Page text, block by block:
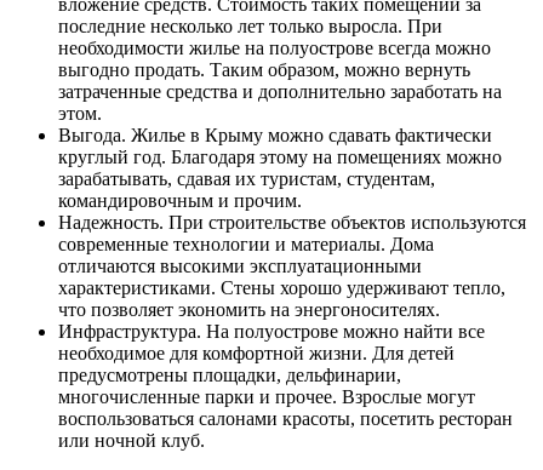
вложение средств. Стоимость таких помещений за
последние несколько лет только выросла. При
необходимости жилье на полуострове всегда можно
выгодно продать. Таким образом, можно вернуть
затраченные средства и дополнительно заработать на
этом.
Выгода. Жилье в Крыму можно сдавать фактически
круглый год. Благодаря этому на помещениях можно
зарабатывать, сдавая их туристам, студентам,
командировочным и прочим.
Надежность. При строительстве объектов используются
современные технологии и материалы. Дома
отличаются высокими эксплуатационными
характеристиками. Стены хорошо удерживают тепло,
что позволяет экономить на энергоносителях.
Инфраструктура. На полуострове можно найти все
необходимое для комфортной жизни. Для детей
предусмотрены площадки, дельфинарии,
многочисленные парки и прочее. Взрослые могут
воспользоваться салонами красоты, посетить ресторан
или ночной клуб.